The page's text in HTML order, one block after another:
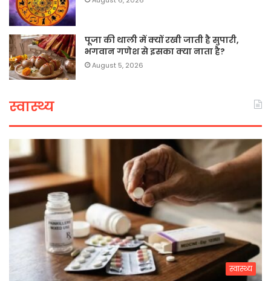
पूजा की थाली में क्यों रखी जाती है सुपारी,
भगवान गणेश से इसका क्या नाता है?
August 5, 2026
स्वास्थ्य
स्वास्थ्य